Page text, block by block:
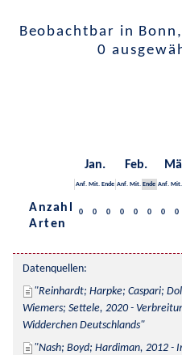
Beobachtbar in
0
Jan. Feb.
Anf. Mit. Ende Anf. Mit. Ende Anf. Mit.
Anzahl
Arten
0 0 0 0 0 0 0 0
Datenquellen:
Reinhardt; Harpke; Caspari;
Wiemers; Settele, 2020 -
Widderchen Deutschlands
Nash; Boyd; Hardiman, 2012 -